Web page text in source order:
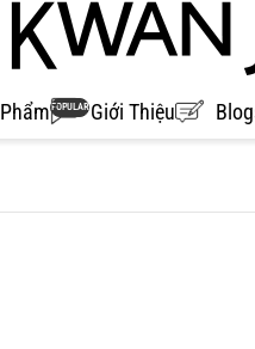
POPULAR Giới Thiệu